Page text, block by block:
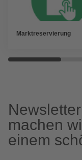
Marktreservierung
machen
einem